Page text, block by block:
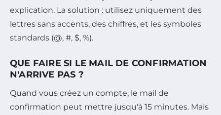
explication. La solution : utilisez uniquement des
lettres sans accents, des chiffres, et les symboles
standards (@, #, $, %).
QUE FAIRE SI LE MAIL DE CONFIRMATION
N'ARRIVE PAS ?
Quand vous créez un compte, le mail de
confirmation peut mettre jusqu'à 15 minutes. Mais